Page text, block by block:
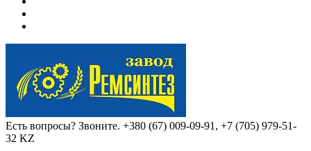
Есть вопросы? Звоните. +380 (67) 009-09-91, +7 (705) 979-51-
32 KZ